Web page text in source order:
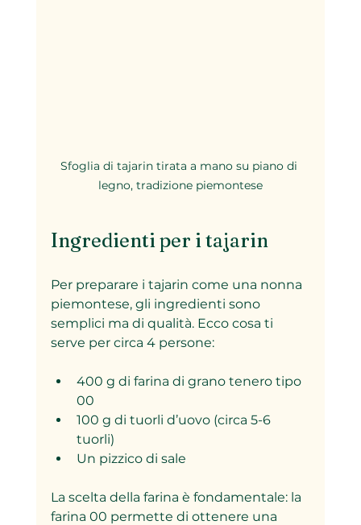
Sfoglia di tajarin tirata a mano su piano di
legno, tradizione piemontese
Ingredienti per i tajarin
Per preparare i tajarin come una nonna
piemontese, gli ingredienti sono
semplici ma di qualità. Ecco cosa ti
serve per circa 4 persone:
400 g di farina di grano tenero tipo
00
100 g di tuorli d’uovo (circa 5-6
tuorli)
Un pizzico di sale
La scelta della farina è fondamentale: la
farina 00 permette di ottenere una